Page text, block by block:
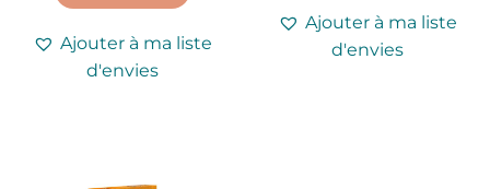
Ajouter à ma liste
d'envies
Ajouter à ma liste
d'envies